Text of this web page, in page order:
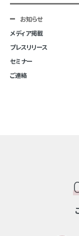
お知らせ
メディア掲載
プレスリリース
セミナー
ご連絡